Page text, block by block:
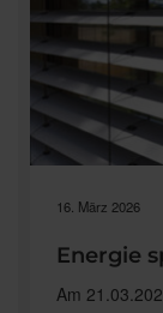
16. März 2026
Energie
Am